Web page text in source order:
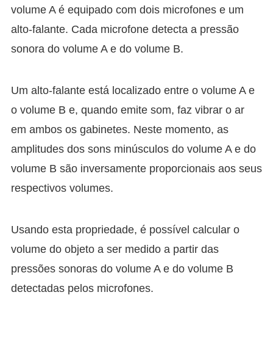
volume A é equipado com dois microfones e um
alto-falante. Cada microfone detecta a pressão
sonora do volume A e do volume B.
Um alto-falante está localizado entre o volume A e
o volume B e, quando emite som, faz vibrar o ar
em ambos os gabinetes. Neste momento, as
amplitudes dos sons minúsculos do volume A e do
volume B são inversamente proporcionais aos seus
respectivos volumes.
Usando esta propriedade, é possível calcular o
volume do objeto a ser medido a partir das
pressões sonoras do volume A e do volume B
detectadas pelos microfones.